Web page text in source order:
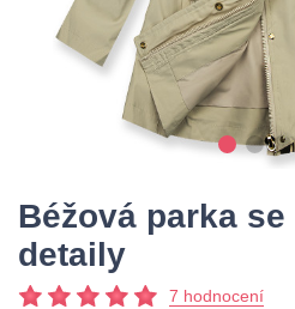
Béžová parka
detaily
7 hodnocení